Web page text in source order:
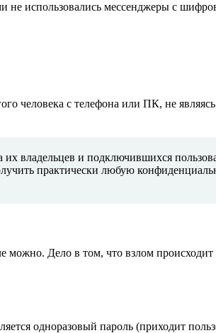
не использовались мессенджеры с
человека с телефона или ПК, не являясь
владельцев и подключившихся
практически любую
можно. Дело в том, что взлом происходит
одноразовый пароль (приходит